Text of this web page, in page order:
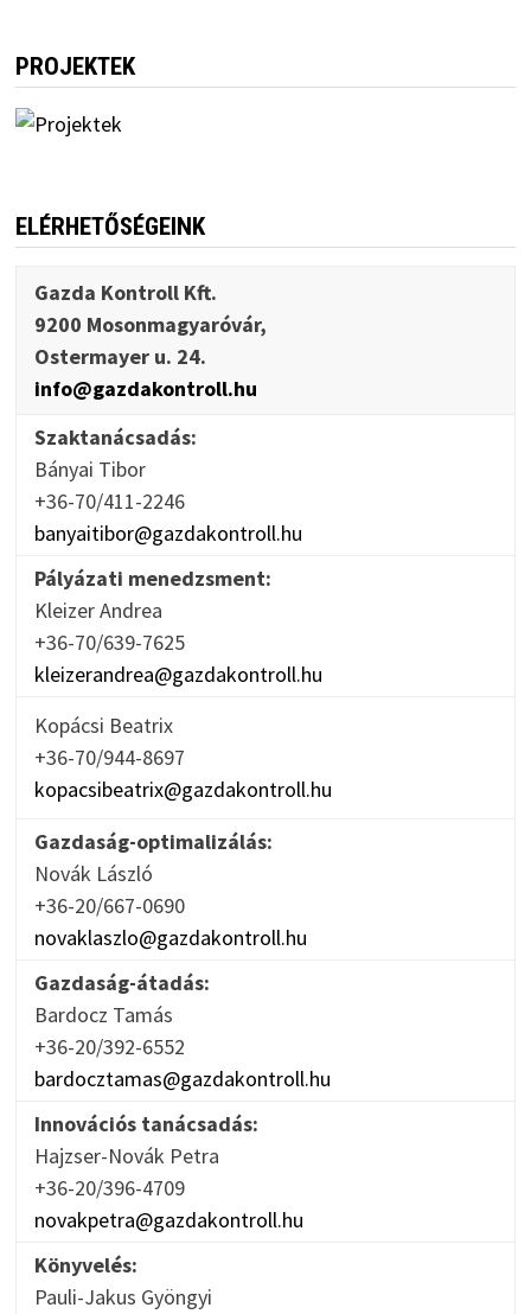
PROJEKTEK
ELÉRHETŐSÉGEINK
Gazda Kontroll Kft.
9200 Mosonmagyaróvár,
Ostermayer u. 24.
info@gazdakontroll.hu
Szaktanácsadás:
Bányai Tibor
+36-70/411-2246
banyaitibor@gazdakontroll.hu
Pályázati menedzsment:
Kleizer Andrea
+36-70/639-7625
kleizerandrea@gazdakontroll.hu
Kopácsi Beatrix
+36-70/944-8697
kopacsibeatrix@gazdakontroll.hu
Gazdaság-optimalizálás:
Novák László
+36-20/667-0690
novaklaszlo@gazdakontroll.hu
Gazdaság-átadás:
Bardocz Tamás
+36-20/392-6552
bardocztamas@gazdakontroll.hu
Innovációs tanácsadás:
Hajzser-Novák Petra
+36-20/396-4709
novakpetra@gazdakontroll.hu
Könyvelés:
Pauli-Jakus Gyöngyi